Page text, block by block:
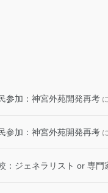
参加：神宮外苑開発再考 に
参加：神宮外苑開発再考 に
：ジェネラリスト or 専門